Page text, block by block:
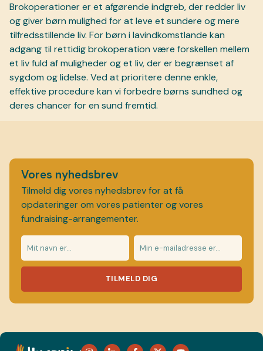
Brokoperationer er et afgørende indgreb, der redder liv
og giver børn mulighed for at leve et sundere og mere
tilfredsstillende liv. For børn i lavindkomstlande kan
adgang til rettidig brokoperation være forskellen mellem
et liv fuld af muligheder og et liv, der er begrænset af
sygdom og lidelse. Ved at prioritere denne enkle,
effektive procedure kan vi forbedre børns sundhed og
deres chancer for en sund fremtid.
Vores nyhedsbrev
Tilmeld dig vores nyhedsbrev for at få
opdateringer om vores patienter og vores
fundraising-arrangementer.
TILMELD DIG